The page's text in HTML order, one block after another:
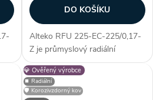
DO KOŠÍKU
Alteko RFU 225-EC-225/0,17-
Z je průmyslový radiální
ventilátor s přímým pohonem
EC, určený pro profesionální
využití. Vyniká především
💎 Ověřený výrobce
⏹️ Radiální
🛡️ Korozivzdorný kov